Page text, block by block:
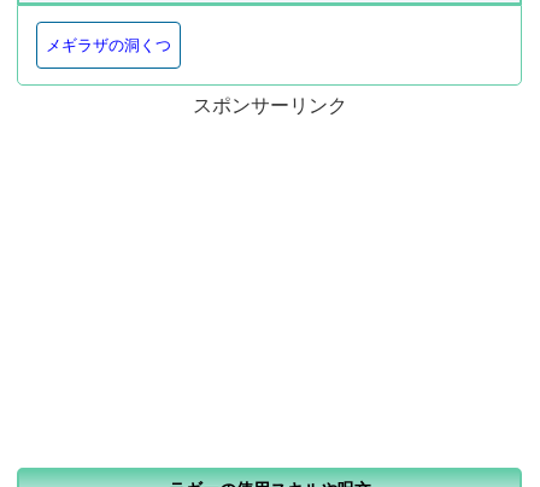
メギラザの洞くつ
スポンサーリンク